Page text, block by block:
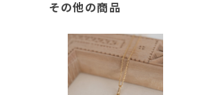
その他の商品